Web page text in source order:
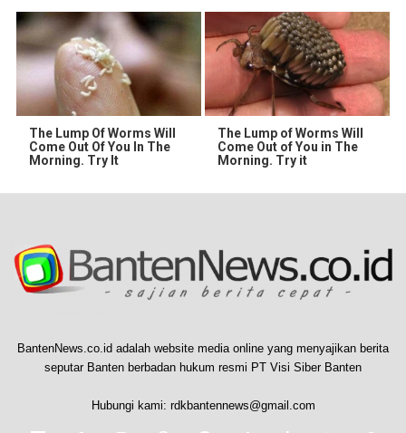
The Lump Of Worms Will
Come Out Of You In The
Morning. Try It
The Lump of Worms Will
Come Out of You in The
Morning. Try it
BantenNews.co.id adalah website media online yang menyajikan berita
seputar Banten berbadan hukum resmi PT Visi Siber Banten
Hubungi kami: rdkbantennews@gmail.com